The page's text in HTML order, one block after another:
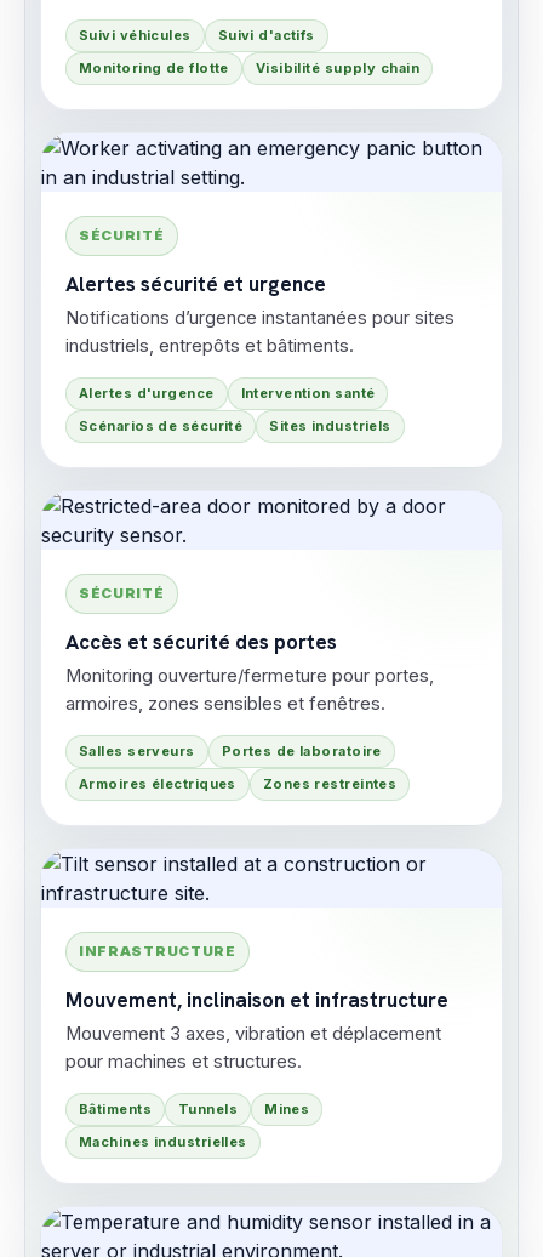
Suivi véhicules
Suivi d'actifs
Monitoring de flotte
Visibilité supply chain
SÉCURITÉ
Alertes sécurité et urgence
Notifications d’urgence instantanées pour sites
industriels, entrepôts et bâtiments.
Alertes d'urgence
Intervention santé
Scénarios de sécurité
Sites industriels
SÉCURITÉ
Accès et sécurité des portes
Monitoring ouverture/fermeture pour portes,
armoires, zones sensibles et fenêtres.
Salles serveurs
Portes de laboratoire
Armoires électriques
Zones restreintes
INFRASTRUCTURE
Mouvement, inclinaison et infrastructure
Mouvement 3 axes, vibration et déplacement
pour machines et structures.
Bâtiments Tunnels
Mines
Machines industrielles